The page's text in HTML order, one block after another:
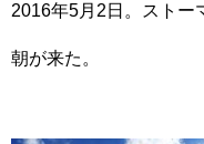
2016年5月2日。ストー
朝が来た。